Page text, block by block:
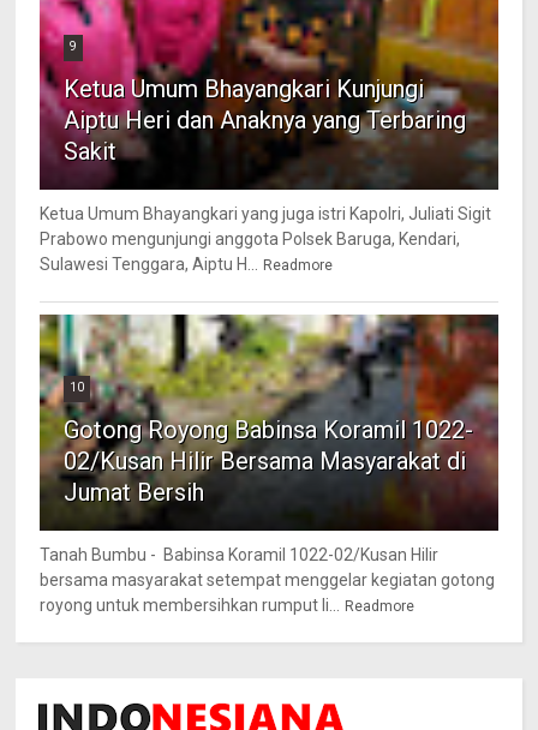
9
Ketua Umum Bhayangkari Kunjungi
Aiptu Heri dan Anaknya yang Terbaring
Sakit
Ketua Umum Bhayangkari yang juga istri Kapolri, Juliati Sigit
Prabowo mengunjungi anggota Polsek Baruga, Kendari,
Sulawesi Tenggara, Aiptu H...
Readmore
10
Gotong Royong Babinsa Koramil 1022-
02/Kusan Hilir Bersama Masyarakat di
Jumat Bersih
Tanah Bumbu - Babinsa Koramil 1022-02/Kusan Hilir
bersama masyarakat setempat menggelar kegiatan gotong
royong untuk membersihkan rumput li...
Readmore